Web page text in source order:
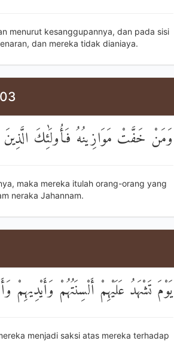
menurut kesanggupannya, dan pada sisi
dan mereka tidak dianiaya.
وَمَنْ خَفَّتْ مَوَازِينُهُ فَأُولَٰئِكَ
maka mereka itulah orang-orang yang
neraka Jahannam.
يَوْمَ تَشْهَدُ عَلَيْهِمْ أَلْسِنَتُهُمْ وَأَيْدِيهِمْ
menjadi saksi atas mereka terhadap